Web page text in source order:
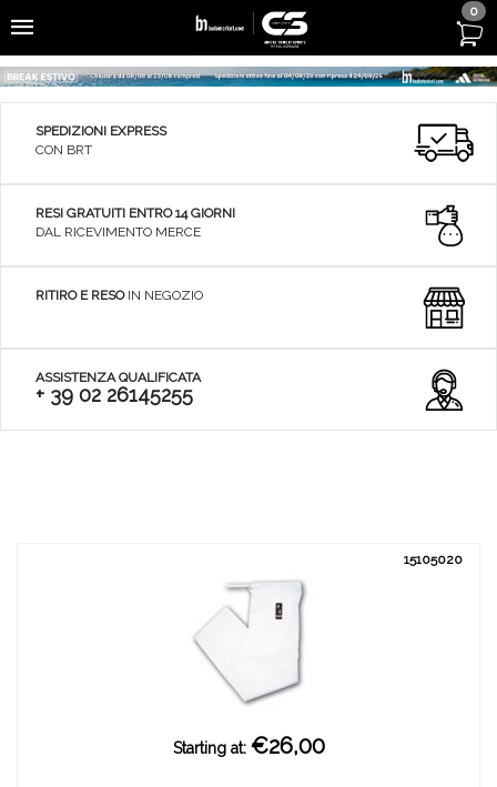
0
SPEDIZIONI EXPRESS
CON BRT
RESI GRATUITI ENTRO 14 GIORNI
DAL RICEVIMENTO MERCE
RITIRO E RESOIN NEGOZIO
ASSISTENZA QUALIFICATA
+ 39 02 26145255
15105020
Starting at: €26,00